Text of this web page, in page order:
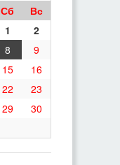
Сб
Вс
1
2
8
9
15
16
22
23
29
30